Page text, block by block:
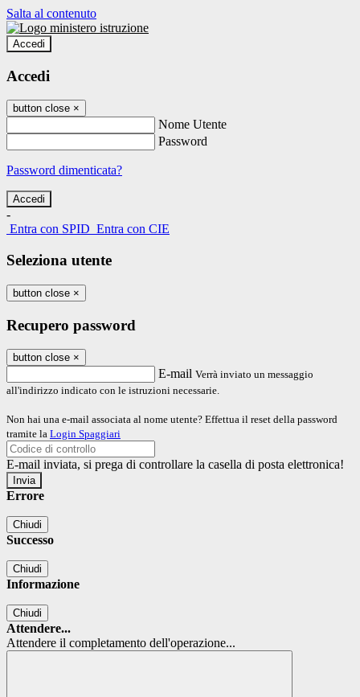
Salta al contenuto
Accedi
Accedi
button close ×
Nome Utente
Password
Password dimenticata?
-
Entra con SPID Entra con CIE
Seleziona utente
button close ×
Recupero password
button close ×
E-mail Verrà inviato un messaggio
all'indirizzo indicato con le istruzioni necessarie.
Non hai una e-mail associata al nome utente? Effettua il reset della password
tramite la Login Spaggiari
E-mail inviata, si prega di controllare la casella di posta elettronica!
Errore
Chiudi
Successo
Chiudi
Informazione
Chiudi
Attendere...
Attendere il completamento dell'operazione...